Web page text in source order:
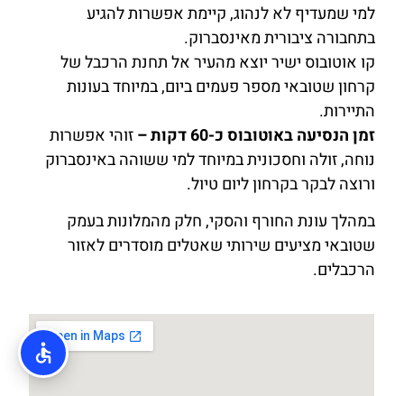
למי שמעדיף לא לנהוג, קיימת אפשרות להגיע
בתחבורה ציבורית מאינסברוק.
קו אוטובוס ישיר יוצא מהעיר אל תחנת הרכבל של
קרחון שטובאי מספר פעמים ביום, במיוחד בעונות
התיירות.
זמן הנסיעה באוטובוס כ-60 דקות –
זוהי אפשרות
נוחה, זולה וחסכונית במיוחד למי ששוהה באינסברוק
ורוצה לבקר בקרחון ליום טיול.
במהלך עונת החורף והסקי, חלק מהמלונות בעמק
שטובאי מציעים שירותי שאטלים מוסדרים לאזור
הרכבלים.